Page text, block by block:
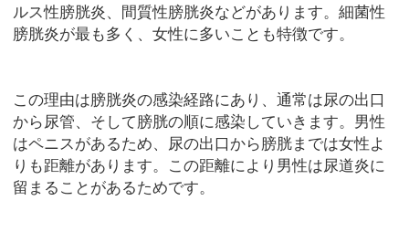
ルス性膀胱炎、間質性膀胱炎などがあります。細菌性
膀胱炎が最も多く、女性に多いことも特徴です。
この理由は膀胱炎の感染経路にあり、通常は尿の出口
から尿管、そして膀胱の順に感染していきます。男性
はペニスがあるため、尿の出口から膀胱までは女性よ
りも距離があります。この距離により男性は尿道炎に
留まることがあるためです。